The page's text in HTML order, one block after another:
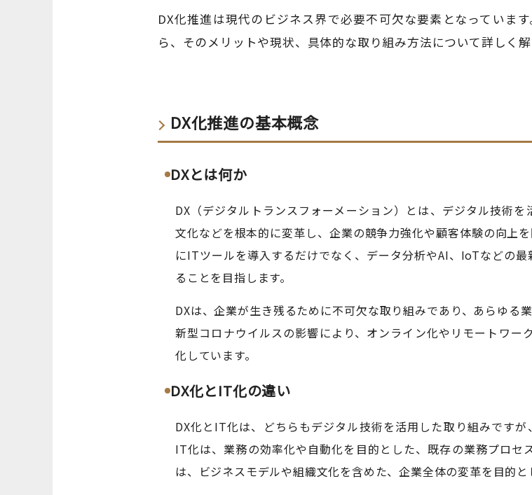
DX化推進は現代のビジネス界で必要不可欠な要素となっていま
ら、そのメリットや現状、具体的な取り組み方法について詳しく解
DX化推進の基本概念
DXとは何か
DX（デジタルトランスフォーメーション）とは、デジタル技術
文化などを根本的に変革し、企業の競争力強化や顧客体験の向上
にITツールを導入するだけでなく、データ分析やAI、IoTなどの
ることを目指します。
DXは、企業が生き残るために不可欠な取り組みであり、あらゆる
新型コロナウイルスの影響により、オンライン化やリモートワー
化しています。
DX化とIT化の違い
DX化とIT化は、どちらもデジタル技術を活用した取り組みですが
IT化は、業務の効率化や自動化を目的とした、既存の業務プロセ
は、ビジネスモデルや組織文化を含めた、企業全体の変革を目的